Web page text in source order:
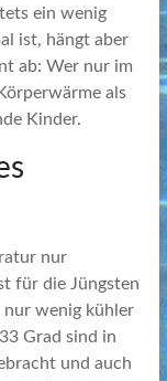
ein wenig
ist, hängt aber
ab: Wer nur im
als
Kinder.
nur
für die Jüngsten
nur wenig kühler
Grad sind in
und auch